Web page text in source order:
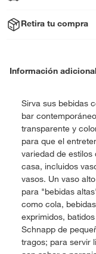
Retira tu compra
Información adicional
Sirva sus bebidas
bar
transparente y
para que el
variedad de
casa, incluidos
vasos. Un vaso
para "bebidas
como cola,
exprimidos,
Schnapp de
tragos; para servir